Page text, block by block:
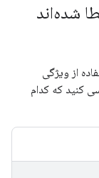
شده‌اند
کنید که کدام